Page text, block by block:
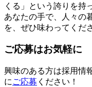
くる」という誇りを持
あなたの手で、人々の
を、ぜひ味わってくだ
ご応募はお気軽に
興味のある方は採用情
に ご応募 ください！